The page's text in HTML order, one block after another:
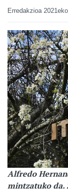
Erredakzioa
Alfredo
mintzatuko da.